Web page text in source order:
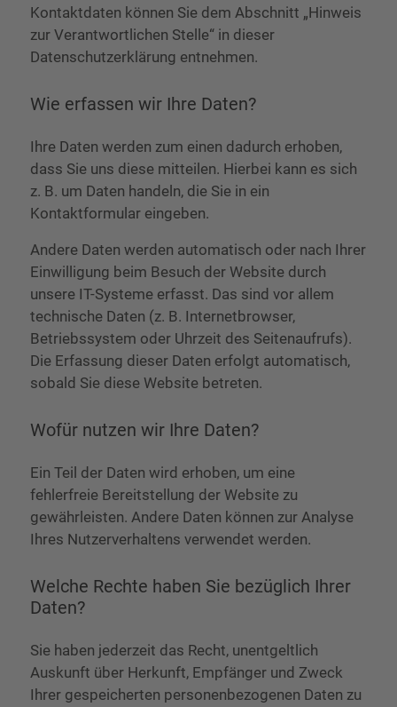
Kontaktdaten können Sie dem Abschnitt „Hinweis
zur Verantwortlichen Stelle“ in dieser
Datenschutzerklärung entnehmen.
Wie erfassen wir Ihre Daten?
Ihre Daten werden zum einen dadurch erhoben,
dass Sie uns diese mitteilen. Hierbei kann es sich
z. B. um Daten handeln, die Sie in ein
Kontaktformular eingeben.
Andere Daten werden automatisch oder nach Ihrer
Einwilligung beim Besuch der Website durch
unsere IT-Systeme erfasst. Das sind vor allem
technische Daten (z. B. Internetbrowser,
Betriebssystem oder Uhrzeit des Seitenaufrufs).
Die Erfassung dieser Daten erfolgt automatisch,
sobald Sie diese Website betreten.
Wofür nutzen wir Ihre Daten?
Ein Teil der Daten wird erhoben, um eine
fehlerfreie Bereitstellung der Website zu
gewährleisten. Andere Daten können zur Analyse
Ihres Nutzerverhaltens verwendet werden.
Welche Rechte haben Sie bezüglich Ihrer
Daten?
Sie haben jederzeit das Recht, unentgeltlich
Auskunft über Herkunft, Empfänger und Zweck
Ihrer gespeicherten personenbezogenen Daten zu